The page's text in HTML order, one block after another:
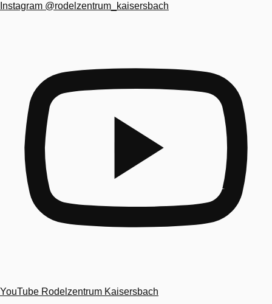
Instagram @rodelzentrum_kaisersbach
YouTube Rodelzentrum Kaisersbach